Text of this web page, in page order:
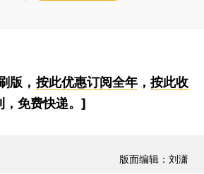
版， 按此优惠订阅全年， 按此收
，免费快递。]
版面编辑：刘潇